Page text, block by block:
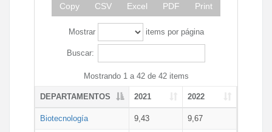
Copy CSV Excel PDF Print
Mostrar items por página
Buscar:
Mostrando 1 a 42 de 42 items
DEPARTAMENTOS 2021 2022
Biotecnología 9,43 9,67